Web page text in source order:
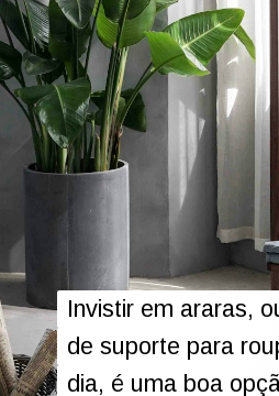
Invistir em araras,
de suporte para
dia, é uma boa
Invistir em araras,
de suporte para
dia, é uma boa